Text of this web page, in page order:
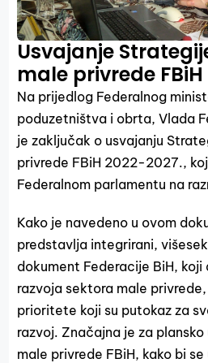
Usvajanje
male privrede
Na prijedlog Federalnog
poduzetništva i obrta, Vlada
je zaključak o usvajanju
privrede FBiH 2022-2027.,
Federalnom parlamentu na
Kako je navedeno u ovom
predstavlja integrirani,
dokument Federacije BiH,
razvoja sektora male
prioritete koji su putokaz za
razvoj. Značajna je za
male privrede FBiH, kako bi